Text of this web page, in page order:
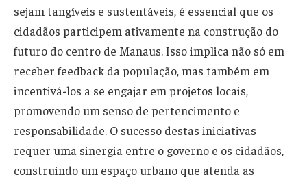
sejam tangíveis e sustentáveis, é essencial que os
cidadãos participem ativamente na construção do
futuro do centro de Manaus. Isso implica não só em
receber feedback da população, mas também em
incentivá-los a se engajar em projetos locais,
promovendo um senso de pertencimento e
responsabilidade. O sucesso destas iniciativas
requer uma sinergia entre o governo e os cidadãos,
construindo um espaço urbano que atenda as